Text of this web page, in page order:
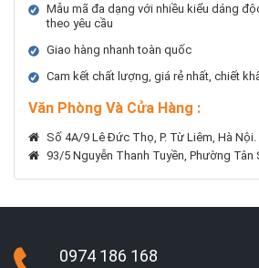
Mẫu mã đa dạng với nhiều kiểu dáng
theo yêu cầu
Giao hàng nhanh toàn quốc
Cam kết chất lượng, giá rẻ nhất, chiết
Văn Phòng Và Cửa Hàng :
Số 4A/9 Lê Đức Thọ, P. Từ Liêm, Hà Nội.
93/5 Nguyễn Thanh Tuyền, Phường Tân
0974 186 168